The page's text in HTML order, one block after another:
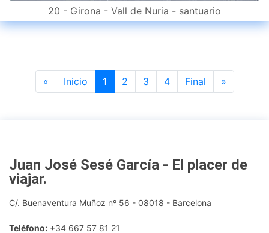
20 - Girona - Vall de Nuria - santuario
«Previous
Inicio 1 2 3 4 Final »Next
Juan José Sesé García - El placer de
viajar.
C/. Buenaventura Muñoz nº 56 - 08018 - Barcelona
Teléfono: +34 667 57 81 21